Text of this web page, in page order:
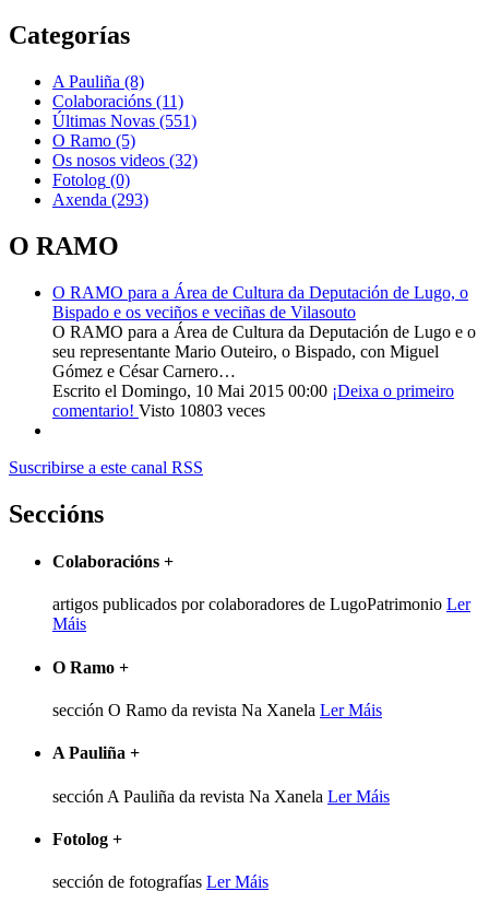
Categorías
A Pauliña (8)
Colaboracións (11)
Últimas Novas (551)
O Ramo (5)
Os nosos videos (32)
Fotolog (0)
Axenda (293)
O RAMO
O RAMO para a Área de Cultura da Deputación de Lugo, o
Bispado e os veciños e veciñas de Vilasouto
O RAMO para a Área de Cultura da Deputación de Lugo e o
seu representante Mario Outeiro, o Bispado, con Miguel
Gómez e César Carnero…
Escrito el Domingo, 10 Mai 2015 00:00 ¡Deixa o primeiro
comentario! Visto 10803 veces
Suscribirse a este canal RSS
Seccións
Colaboracións +
artigos publicados por colaboradores de LugoPatrimonio Ler
Máis
O Ramo +
sección O Ramo da revista Na Xanela Ler Máis
A Pauliña +
sección A Pauliña da revista Na Xanela Ler Máis
Fotolog +
sección de fotografías Ler Máis